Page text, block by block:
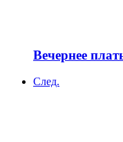
Вечернее
След.